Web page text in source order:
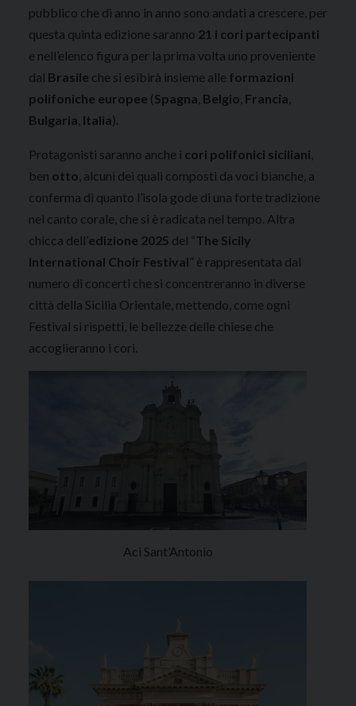
pubblico che di anno in anno sono andati a crescere, per
questa quinta edizione saranno 21 i cori partecipanti
e nell’elenco figura per la prima volta uno proveniente
dal Brasile che si esibirà insieme alle formazioni
polifoniche europee (Spagna Belgio Francia
Bulgaria Italia).
Protagonisti saranno anche i cori polifonici siciliani
ben otto , alcuni dei quali composti da voci bianche, a
conferma di quanto l’isola gode di una forte tradizione
nel canto corale, che si è radicata nel tempo. Altra
chicca dell’edizione 2025 del “The Sicily
International Choir Festival” è rappresentata dal
numero di concerti che si concentreranno in diverse
città della Sicilia Orientale, mettendo, come ogni
Festival si rispetti, le bellezze delle chiese che
accoglieranno i cori.
Aci Sant’Antonio